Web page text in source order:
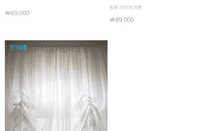
￦69,000
창문 가리개 커튼
￦89,000